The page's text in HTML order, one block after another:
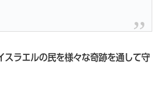
ラエルの民を様々な奇跡を通して守